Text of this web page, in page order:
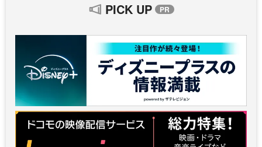
PICK UP